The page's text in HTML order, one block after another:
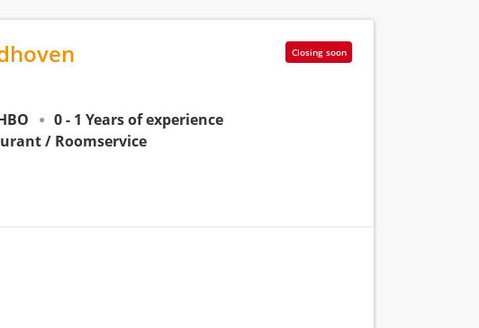
Closing soon
0 - 1 Years of experience
/ Roomservice